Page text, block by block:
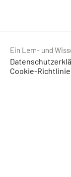
Ein Lern- und
Cookie-Richtlinie